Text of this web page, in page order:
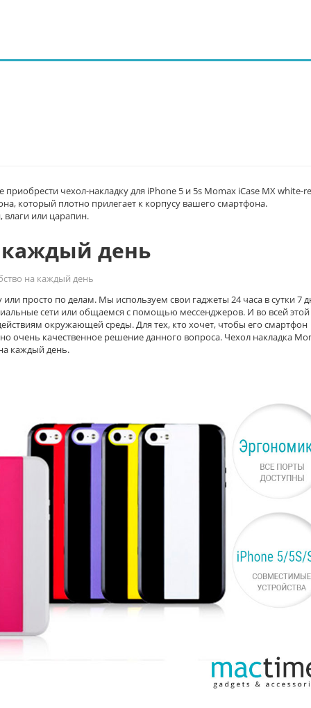
чехол-накладку для iPhone 5 и 5s Momax iCase MXwhite-
который плотно прилегает к корпусу вашего смартфона.
влаги или царапин.
день
на каждый день
просто по делам. Мы используем свои гаджеты 24 часа в сутки 7
сети или общаемся с помощью мессенджеров. И во всей этой
окружающей среды. Для тех, кто хочет, чтобы его смартфон
очень качественное решение данного вопроса. Чехол накладка
каждый день.